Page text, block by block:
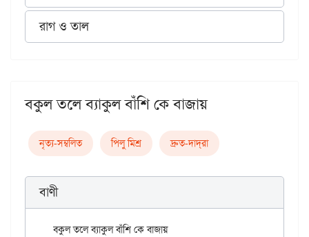
রাগ ও তাল
বকুল তলে ব্যাকুল বাঁশি কে বাজায়
নৃত্য-সম্বলিত পিলু মিশ্র দ্রুত-দাদ্‌রা
বাণী
বকুল তলে ব্যাকুল বাঁশি কে বাজায়